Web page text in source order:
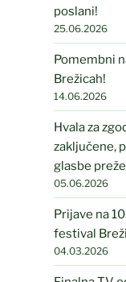
poslani!
25.06.2026
Pomembni
Brežicah!
14.06.2026
Hvala za
zaključene,
glasbe
05.06.2026
Prijave na
festival
04.03.2026